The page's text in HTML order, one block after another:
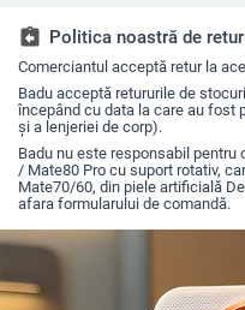
assignment_return Politica noastră de retur
Comerciantul acceptă retur la
Badu acceptă retururile de
începând cu data la care au fost
și a lenjeriei de corp).
Badu nu este responsabil pentru
/ Mate80 Pro cu suport rotativ,
Mate70/60, din piele artificială
afara formularului de comandă.